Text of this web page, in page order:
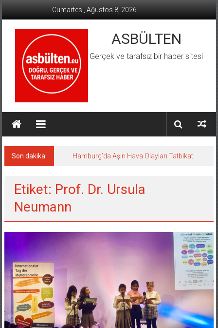
Cumartesi, Ağustos 8, 2026
ASBÜLTEN
Gerçek ve tarafsız bir haber sitesi
Son dakika: Hamburg’da Aşırı Hava Olayları Tatbikatı
Etiket: Prof. Dr. Ursula
Neumann